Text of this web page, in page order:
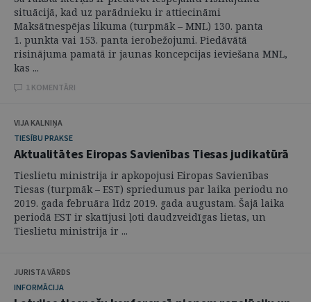
situācijā, kad uz parādnieku ir attiecināmi
Maksātnespējas likuma (turpmāk – MNL) 130. panta
1. punkta vai 153. panta ierobežojumi. Piedāvātā
risinājuma pamatā ir jaunas koncepcijas ieviešana MNL,
kas ...
1 KOMENTĀRI
VIJA KALNIŅA
TIESĪBU PRAKSE
Aktualitātes Eiropas Savienības Tiesas judikatūrā
Tieslietu ministrija ir apkopojusi Eiropas Savienības
Tiesas (turpmāk – EST) spriedumus par laika periodu no
2019. gada februāra līdz 2019. gada augustam. Šajā laika
periodā EST ir skatījusi ļoti daudzveidīgas lietas, un
Tieslietu ministrija ir ...
JURISTA VĀRDS
INFORMĀCIJA